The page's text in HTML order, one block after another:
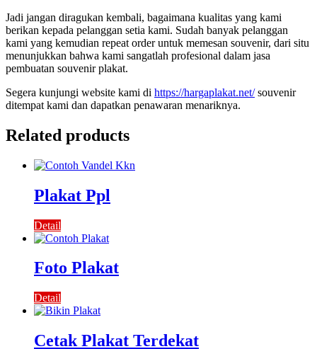
Jadi jangan diragukan kembali, bagaimana kualitas yang kami
berikan kepada pelanggan setia kami. Sudah banyak pelanggan
kami yang kemudian repeat order untuk memesan souvenir, dari situ
menunjukkan bahwa kami sangatlah profesional dalam jasa
pembuatan souvenir plakat.
Segera kunjungi website kami di https://hargaplakat.net/souvenir
ditempat kami dan dapatkan penawaran menariknya.
Related products
Plakat Ppl
Detail
Foto Plakat
Detail
Cetak Plakat Terdekat